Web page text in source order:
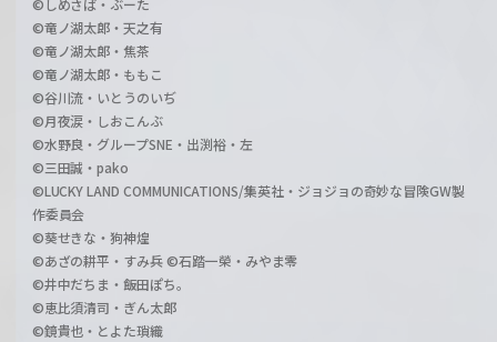
©竜ノ湖太郎・天之有
©竜ノ湖太郎・焦茶
©竜ノ湖太郎・ももこ
©谷川流・いとうのいぢ
©月夜涙・しおこんぶ
©水野良・グループSNE・出渕裕・左
©三田誠・pako
©LUCKY LAND COMMUNICATIONS/集英社・ジョジョの奇妙な冒険GW製
作委員会
©葵せきな・狗神煌
©あざの耕平・すみ兵 ©石踏一榮・みやま零
©井中だちま・飯田ぽち。
©恵比須清司・ぎん太郎
©鏡貴也・とよた瑣織